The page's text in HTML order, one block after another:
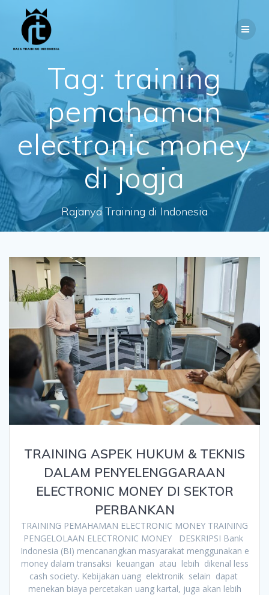
Tag: training
pemahaman
electronic money
di jogja
Rajanya Training di Indonesia
TRAINING ASPEK HUKUM & TEKNIS
DALAM PENYELENGGARAAN
ELECTRONIC MONEY DI SEKTOR
PERBANKAN
TRAINING PEMAHAMAN ELECTRONIC MONEY TRAINING
PENGELOLAAN ELECTRONIC MONEY DESKRIPSI Bank
Indonesia (BI) mencanangkan masyarakat menggunakan e
money dalam transaksi keuangan atau lebih dikenal less
cash society. Kebijakan uang elektronik selain dapat
menekan biaya percetakan uang kartal, juga akan lebih